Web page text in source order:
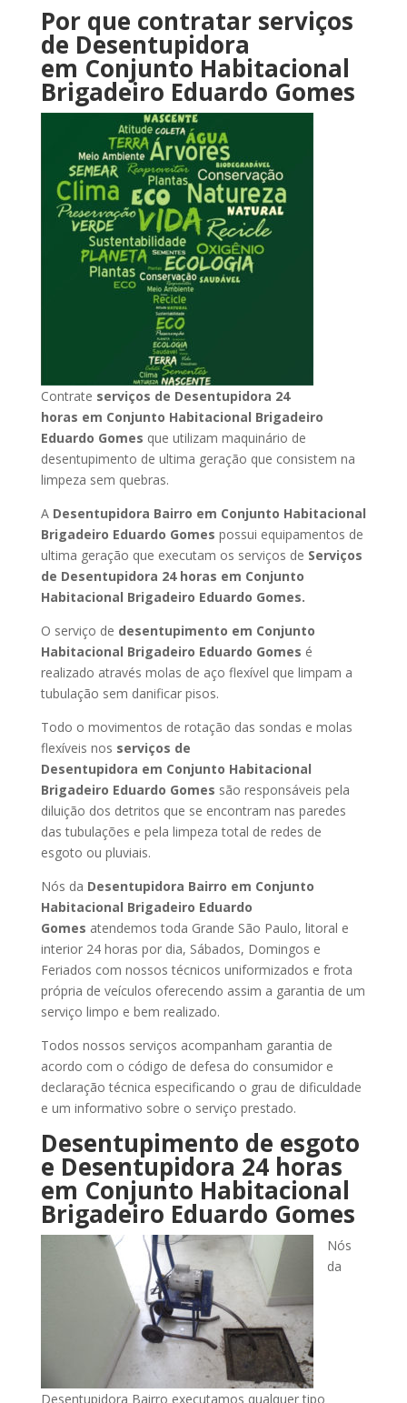
Por que contratar serviços
de Desentupidora
em Conjunto Habitacional
Brigadeiro Eduardo Gomes
Contrate serviços de Desentupidora 24
horas em Conjunto Habitacional Brigadeiro
Eduardo Gomes que utilizam maquinário de
desentupimento de ultima geração que consistem na
limpeza sem quebras.
A Desentupidora Bairro em Conjunto Habitacional
Brigadeiro Eduardo Gomes possui equipamentos de
ultima geração que executam os serviços de Serviços
de Desentupidora 24 horas em Conjunto
Habitacional Brigadeiro Eduardo Gomes.
O serviço de desentupimento em Conjunto
Habitacional Brigadeiro Eduardo Gomes é
realizado através molas de aço flexível que limpam a
tubulação sem danificar pisos.
Todo o movimentos de rotação das sondas e molas
flexíveis nos serviços de
Desentupidora em Conjunto Habitacional
Brigadeiro Eduardo Gomes são responsáveis pela
diluição dos detritos que se encontram nas paredes
das tubulações e pela limpeza total de redes de
esgoto ou pluviais.
Nós da Desentupidora Bairro em Conjunto
Habitacional Brigadeiro Eduardo
Gomes atendemos toda Grande São Paulo, litoral e
interior 24 horas por dia, Sábados, Domingos e
Feriados com nossos técnicos uniformizados e frota
própria de veículos oferecendo assim a garantia de um
serviço limpo e bem realizado.
Todos nossos serviços acompanham garantia de
acordo com o código de defesa do consumidor e
declaração técnica especificando o grau de dificuldade
e um informativo sobre o serviço prestado.
Desentupimento de esgoto
e Desentupidora 24 horas
em Conjunto Habitacional
Brigadeiro Eduardo Gomes
Nós
da
Desentupidora Bairro executamos qualquer tipo